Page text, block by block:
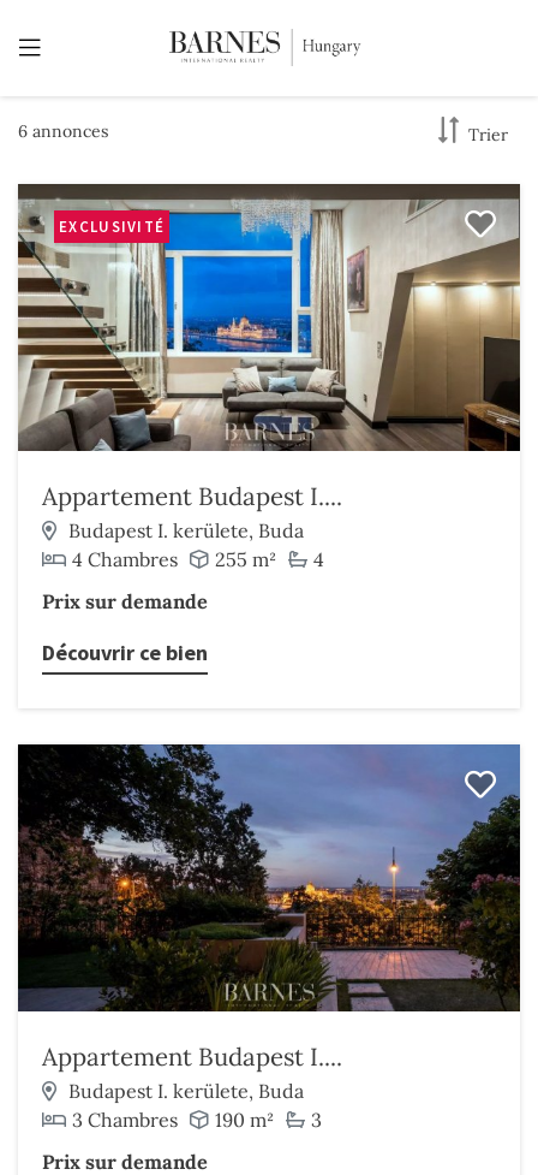
6 annonces Trier
EXCLUSIVITÉ
Appartement Budapest I....
Budapest I. kerülete, Buda
4 Chambres
255 m²
4
Prix sur demande
Découvrir ce bien
Appartement Budapest I....
Budapest I. kerülete, Buda
3 Chambres
190 m²
3
Prix sur demande